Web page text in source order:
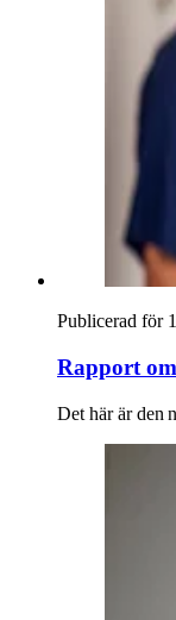
Publicerad för
Rapport
Det här är den